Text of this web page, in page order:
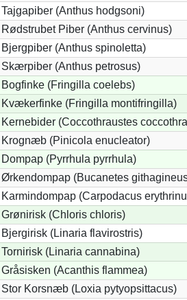
Tajgapiber (Anthus hodgsoni)
Rødstrubet Piber (Anthus cervinus)
Bjergpiber (Anthus spinoletta)
Skærpiber (Anthus petrosus)
Bogfinke (Fringilla coelebs)
Kvækerfinke (Fringilla montifringilla)
Kernebider (Coccothraustes
Krognæb (Pinicola enucleator)
Dompap (Pyrrhula pyrrhula)
Ørkendompap (Bucanetes
Karmindompap (Carpodacus
Grønirisk (Chloris chloris)
Bjergirisk (Linaria flavirostris)
Tornirisk (Linaria cannabina)
Gråsisken (Acanthis flammea)
Stor Korsnæb (Loxia pytyopsittacus)